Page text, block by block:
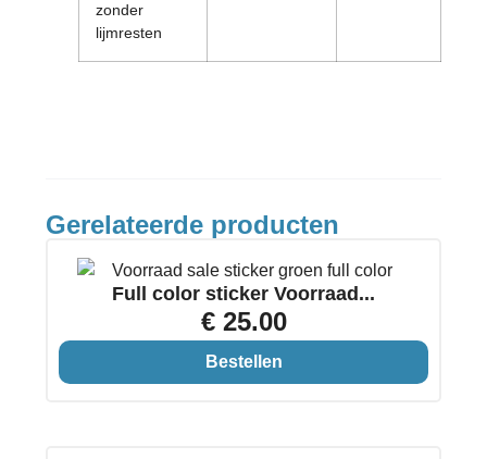
zonder
lijmresten
Gerelateerde producten
Full color sticker Voorraad...
€ 25.00
Bestellen